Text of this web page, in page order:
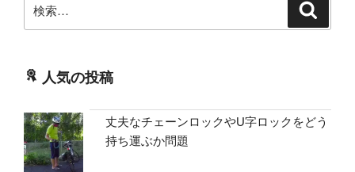
索:
人気の投稿
丈夫なチェーンロックやU字ロックをどう
持ち運ぶか問題